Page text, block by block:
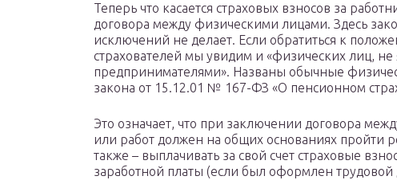
Теперь что касается страховых взносов за
договора между физическими лицами. Здесь
исключений не делает. Если обратиться к
страхователей мы увидим и «физических лиц,
предпринимателями». Названы обычные
закона от 15.12.01 № 167-ФЗ «О пенсионном
Это означает, что при заключении договора
или работ должен на общих основаниях
также – выплачивать за свой счет страховые
заработной платы (если был оформлен трудовой